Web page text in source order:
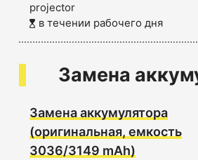
projector
в течении рабочего дня
Замена
Замена аккумулятора
(оригинальная, емкость
3036/3149 mAh)